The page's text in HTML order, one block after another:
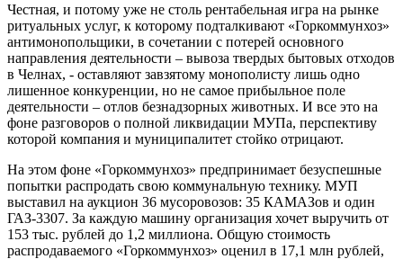
Честная, и потому уже не столь рентабельная игра на рынке
ритуальных услуг, к которому подталкивают «Горкоммунхоз»
антимонопольщики, в сочетании с потерей основного
направления деятельности – вывоза твердых бытовых отходов
в Челнах, - оставляют завзятому монополисту лишь одно
лишенное конкуренции, но не самое прибыльное поле
деятельности – отлов безнадзорных животных. И все это на
фоне разговоров о полной ликвидации МУПа, перспективу
которой компания и муниципалитет стойко отрицают.
На этом фоне «Горкоммунхоз» предпринимает безуспешные
попытки распродать свою коммунальную технику. МУП
выставил на аукцион 36 мусоровозов: 35 КАМАЗов и один
ГАЗ-3307. За каждую машину организация хочет выручить от
153 тыс. рублей до 1,2 миллиона. Общую стоимость
распродаваемого «Горкоммунхоз» оценил в 17,1 млн рублей,